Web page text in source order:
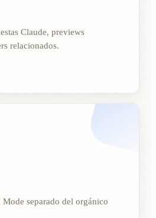
Claude, previews
relacionados.
separado del orgánico